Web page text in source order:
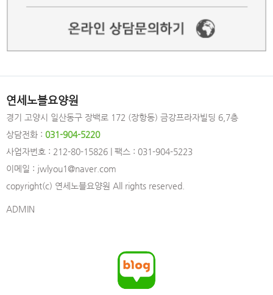
연세노블요양원
경기 고양시 일산동구 장백로 172 (장항동) 금강프라자빌딩 6,7층
상담전화 : 031-904-5220
사업자번호 : 212-80-15826 | 팩스 : 031-904-5223
이메일 : jwlyou1@naver.com
copyright(c) 연세노블요양원 All rights reserved.
ADMIN